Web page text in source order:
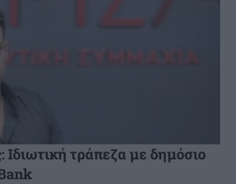
τράπεζα με δημόσιο